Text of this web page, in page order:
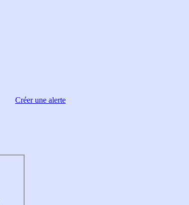
Créer une alerte